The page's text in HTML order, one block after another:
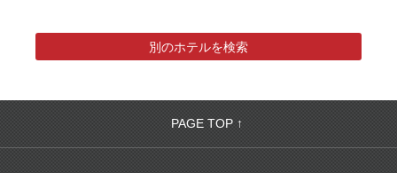
別のホテルを検索
PAGE TOP ↑